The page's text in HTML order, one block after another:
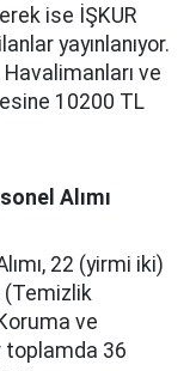
ise İŞKUR
yayınlanıyor.
ve
10200 TL
Alımı
22 (yirmi iki)
(Temizlik
ve
toplamda 36